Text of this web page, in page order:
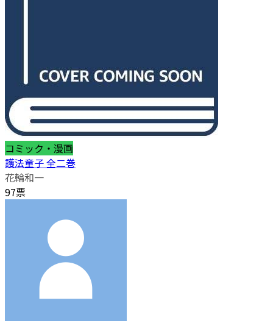
コミック・漫画
護法童子 全二巻
花輪和一
97票